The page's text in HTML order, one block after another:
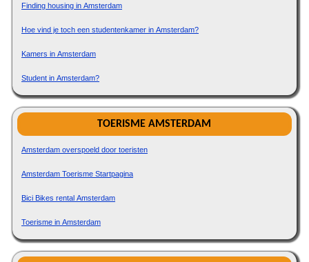
Finding housing in Amsterdam
Hoe vind je toch een studentenkamer in Amsterdam?
Kamers in Amsterdam
Student in Amsterdam?
TOERISME AMSTERDAM
Amsterdam overspoeld door toeristen
Amsterdam Toerisme Startpagina
Bici Bikes rental Amsterdam
Toerisme in Amsterdam